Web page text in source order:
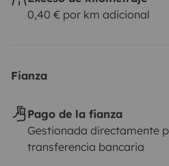
0,40 € por km adicional
Fianza
Pago de la fianza
Gestionada directamente
transferencia bancaria